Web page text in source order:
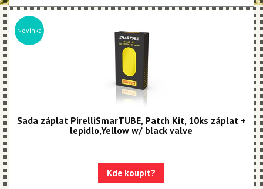
Novinka
Sada záplat PirelliSmarTUBE, Patch Kit, 10ks záplat +
lepidlo,Yellow w/ black valve
Kde koupit?